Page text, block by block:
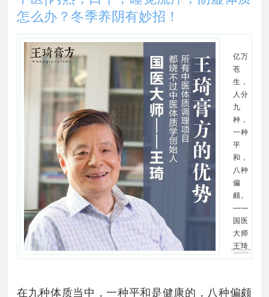
怎么办？冬季养阴有妙招！
亿万
苍
生，
人分
九
种，
一种
平
和，
八种
偏
颇。
——
国医
大师
王琦
在九种体质当中，一种平和是健康的，八种偏颇